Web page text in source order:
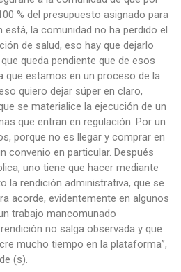
% del presupuesto asignado para
la comunidad no ha perdido el
de salud, eso hay que dejarlo
queda pendiente que de esos
que estamos en un proceso de la
quiero dejar súper en claro,
se materialice la ejecución de un
que entran en regulación. Por un
porque no es llegar y comprar en
convenio en particular. Después
uno tiene que hacer mediante
la rendición administrativa, que se
acorde, evidentemente en algunos
trabajo mancomunado
no salga observada y que
mucho tiempo en la plataforma”,
(s).